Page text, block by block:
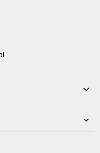

